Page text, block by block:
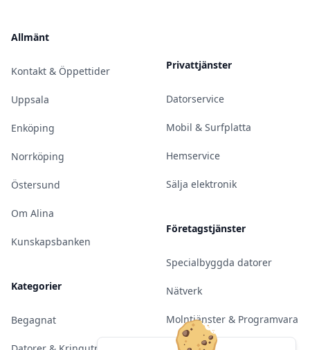
Allmänt
Kontakt & Öppettider
Uppsala
Enköping
Norrköping
Östersund
Om Alina
Kunskapsbanken
Kategorier
Begagnat
Privattjänster
Datorservice
Mobil & Surfplatta
Hemservice
Sälja elektronik
Företagstjänster
Specialbyggda datorer
Nätverk
Molntjänster & Programvara